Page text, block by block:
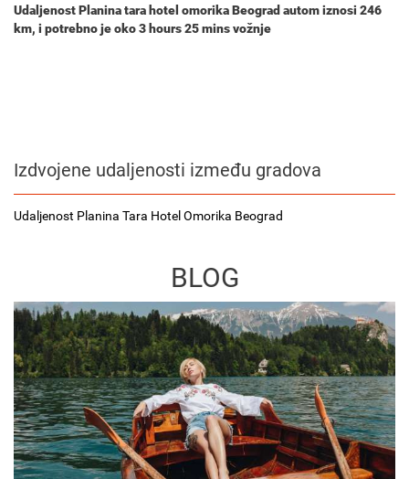
Udaljenost Planina tara hotel omorika Beograd autom iznosi 246
km, i potrebno je oko3 hours 25 minsvožnje
Izdvojene udaljenosti između gradova
Udaljenost Planina Tara Hotel Omorika Beograd
BLOG